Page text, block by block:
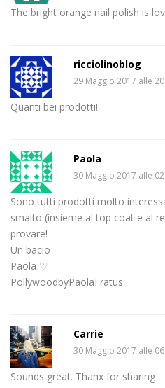
The bright orange nail polish is
ricciolinoblog
29 Maggio 2017 alle
Quanti bei prodotti!
Paola
30 Maggio 2017 alle
Sono tutti prodotti molto
smalto (insieme al top coat e al
provare!
Un bacio
Paola ♡
PollywoodbyPaolaFratus
Carrie
30 Maggio 2017 alle
Sounds great. Thanx for sharing